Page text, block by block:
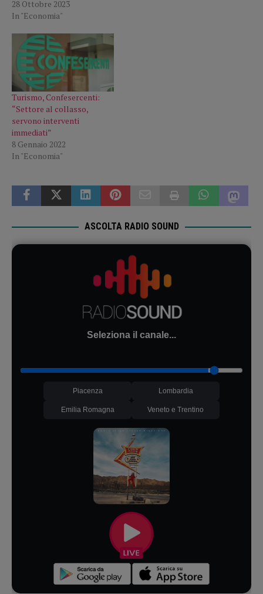
28 Ottobre 2023
In "Economia"
Turismo, Confesercenti:
“Settore al collasso,
servono interventi
immediati”
8 Gennaio 2022
In "Economia"
ASCOLTA RADIO SOUND
Seleziona il canale...
Piacenza Lombardia
Emilia Romagna Veneto e Trentino